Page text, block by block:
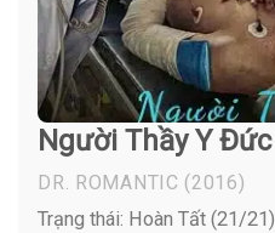
Người Thầy Y Đức
DR. ROMANTIC (2016)
Trạng thái: Hoàn Tất (21/21)